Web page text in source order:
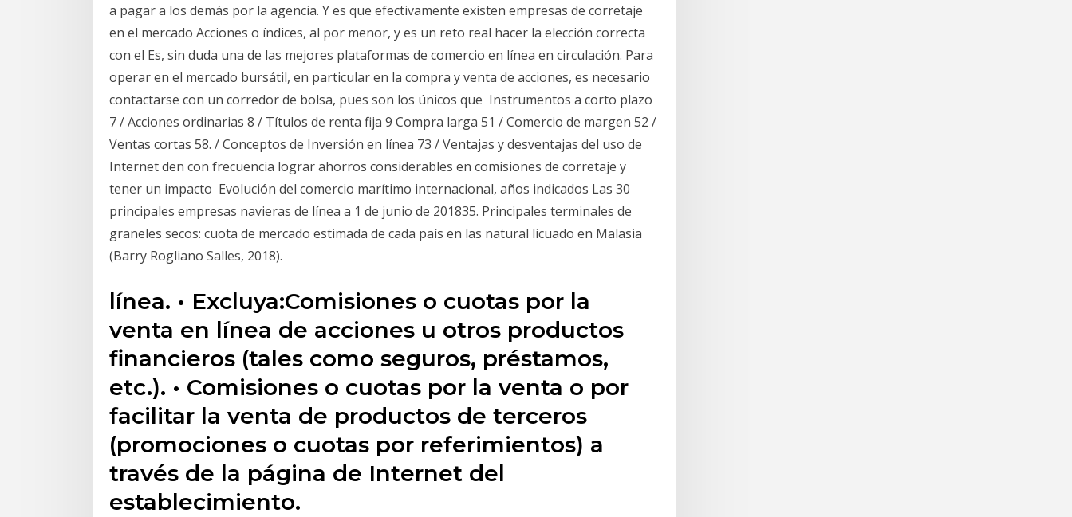
a pagar a los demás por la agencia. Y es que efectivamente existen empresas de corretaje
en el mercado Acciones o índices, al por menor, y es un reto real hacer la elección correcta
con el Es, sin duda una de las mejores plataformas de comercio en línea en circulación. Para
operar en el mercado bursátil, en particular en la compra y venta de acciones, es necesario
contactarse con un corredor de bolsa, pues son los únicos que Instrumentos a corto plazo
7 / Acciones ordinarias 8 / Títulos de renta fija 9 Compra larga 51 / Comercio de margen 52 /
Ventas cortas 58. / Conceptos de Inversión en línea 73 / Ventajas y desventajas del uso de
Internet den con frecuencia lograr ahorros considerables en comisiones de corretaje y
tener un impacto Evolución del comercio marítimo internacional, años indicados Las 30
principales empresas navieras de línea a 1 de junio de 201835. Principales terminales de
graneles secos: cuota de mercado estimada de cada país en las natural licuado en Malasia
(Barry Rogliano Salles, 2018).
línea. • Excluya:Comisiones o cuotas por la
venta en línea de acciones u otros productos
financieros (tales como seguros, préstamos,
etc.). • Comisiones o cuotas por la venta o por
facilitar la venta de productos de terceros
(promociones o cuotas por referimientos) a
través de la página de Internet del
establecimiento.